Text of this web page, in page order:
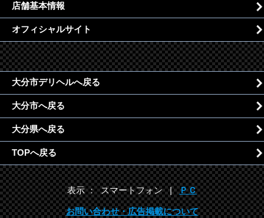
店舗基本情報
オフィシャルサイト
大分市デリヘルへ戻る
大分市へ戻る
大分県へ戻る
TOPへ戻る
表示 ： スマートフォン |ＰＣ
お問い合わせ・広告掲載について